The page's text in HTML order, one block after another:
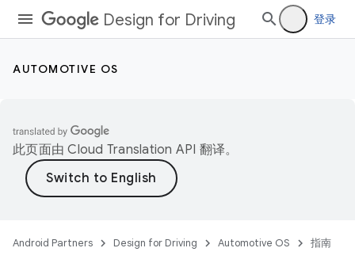
Design for Driving 登录
AUTOMOTIVE OS
此页面由Cloud Translation API 翻译。
Android Partners Design for Driving Automotive OS 指南